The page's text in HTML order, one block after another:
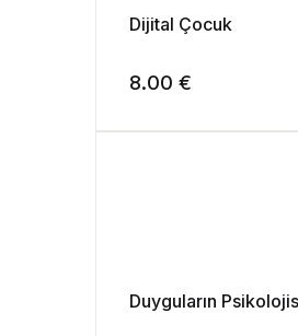
Dijital Çocuk
8.00 €
Duyguların